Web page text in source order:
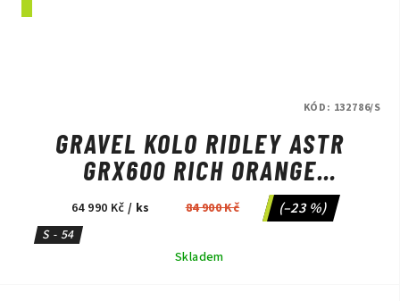
GRAVEL KOLO RIDLEY ASTR
GRX600 RICH ORANGE
METALLIC/BLACK METALLIC
64 990 Kč / ks 84 900 Kč (–23 %)
S - 54
Skladem
KÓD: 132786/S